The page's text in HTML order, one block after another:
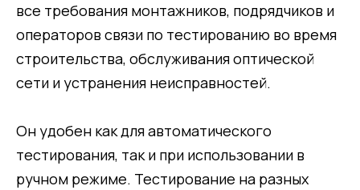
все требования монтажников, подрядчиков и
операторов связи по тестированию во время
строительства, обслуживания оптической
сети и устранения неисправностей.
Он удобен как для автоматического
тестирования, так и при использовании в
ручном режиме. Тестирование на разных